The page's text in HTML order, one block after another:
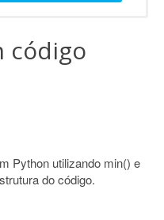
código
Python utilizando min() e
do código.